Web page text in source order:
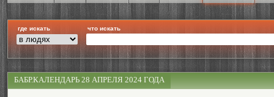
где искать что искать
БАБР.КАЛЕНДАРЬ 28 АПРЕЛЯ 2024 ГОДА